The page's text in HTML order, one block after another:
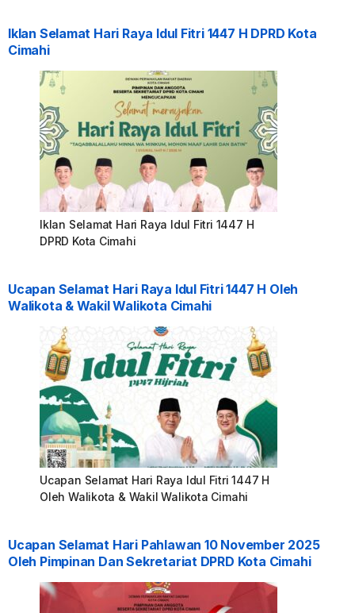
Iklan Selamat Hari Raya Idul Fitri 1447 H DPRD Kota
Cimahi
Iklan Selamat Hari Raya Idul Fitri 1447 H
DPRD Kota Cimahi
Ucapan Selamat Hari Raya Idul Fitri 1447 H Oleh
Walikota & Wakil Walikota Cimahi
Ucapan Selamat Hari Raya Idul Fitri 1447 H
Oleh Walikota & Wakil Walikota Cimahi
Ucapan Selamat Hari Pahlawan 10 November 2025
Oleh Pimpinan Dan Sekretariat DPRD Kota Cimahi